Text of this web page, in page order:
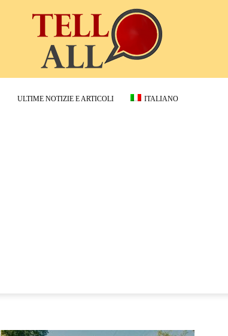
ULTIME NOTIZIE E ARTICOLI ITALIANO